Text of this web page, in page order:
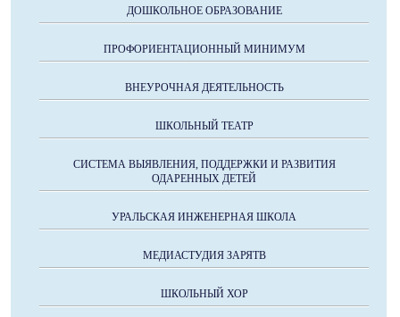
ДОШКОЛЬНОЕ ОБРАЗОВАНИЕ
ПРОФОРИЕНТАЦИОННЫЙ МИНИМУМ
ВНЕУРОЧНАЯ ДЕЯТЕЛЬНОСТЬ
ШКОЛЬНЫЙ ТЕАТР
СИСТЕМА ВЫЯВЛЕНИЯ, ПОДДЕРЖКИ И РАЗВИТИЯ
ОДАРЕННЫХ ДЕТЕЙ
УРАЛЬСКАЯ ИНЖЕНЕРНАЯ ШКОЛА
МЕДИАСТУДИЯ ЗАРЯТВ
ШКОЛЬНЫЙ ХОР